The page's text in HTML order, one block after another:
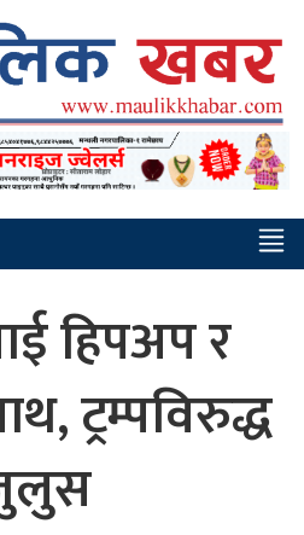
हिपअप र
ट्रम्पविरुद्ध